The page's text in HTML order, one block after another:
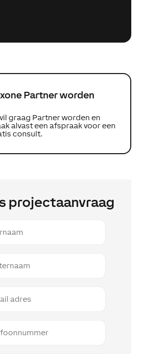
Partner worden
graag Partner worden en
alvast een afspraak voor een
consult.
projectaanvraag